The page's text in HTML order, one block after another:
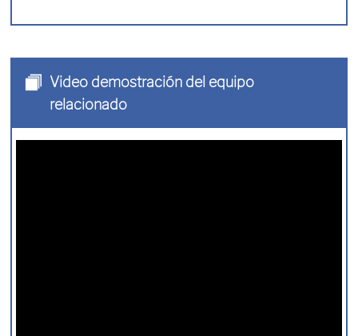
Video demostración del equipo
relacionado